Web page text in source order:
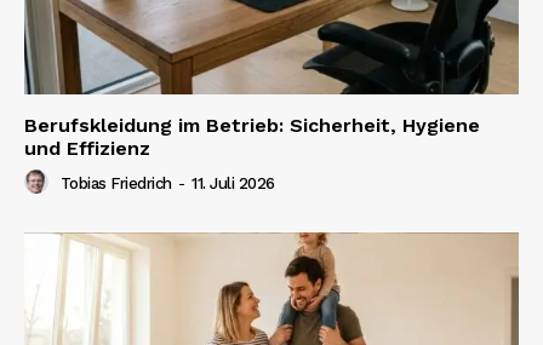
Berufskleidung im Betrieb: Sicherheit, Hygiene
und Effizienz
Tobias Friedrich - 11. Juli 2026